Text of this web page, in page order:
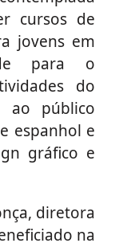
cursos de
jovens em
para o
do
ao público
espanhol e
gráfico e
diretora
na